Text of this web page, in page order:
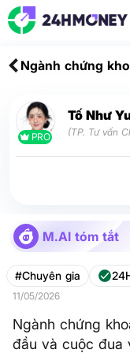
Ngành chứng
đua vốn 100.000
PRO
Tố Như
(TP. Tư vấn
M.AI tóm tắt
#Chuyên gia
11/05/2026
Ngành chứng
đầu và cuộc đua